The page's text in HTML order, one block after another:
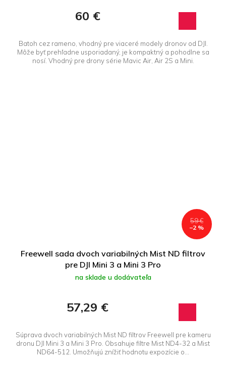
60 €
Batoh cez rameno, vhodný pre viaceré modely dronov od DJI.
Môže byť prehľadne usporiadaný, je kompaktný a pohodlne sa
nosí. Vhodný pre drony série Mavic Air, Air 2S a Mini.
59 €
–2 %
Freewell sada dvoch variabilných Mist ND filtrov
pre DJI Mini 3 a Mini 3 Pro
na sklade u dodávateľa
57,29 €
Súprava dvoch variabilných Mist ND filtrov Freewell pre kameru
dronu DJI Mini 3 a Mini 3 Pro. Obsahuje filtre Mist ND4-32 a Mist
ND64-512. Umožňujú znížiť hodnotu expozície o...